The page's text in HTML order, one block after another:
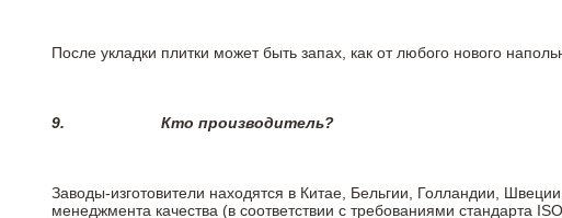
После укладки плитки может быть запах, как от любого нового
9. Кто производитель?
Заводы-изготовители находятся в Китае, Бельгии, Голландии,
менеджмента качества (в соответствии с требованиями стандарта